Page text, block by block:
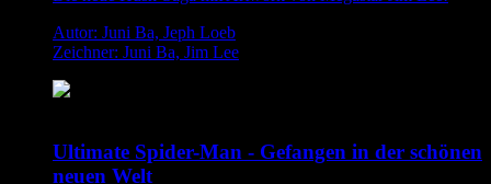
Autor: Juni Ba, Jeph Loeb
Zeichner: Juni Ba, Jim Lee
Ultimate Spider-Man - Gefangen in der schönen
neuen Welt